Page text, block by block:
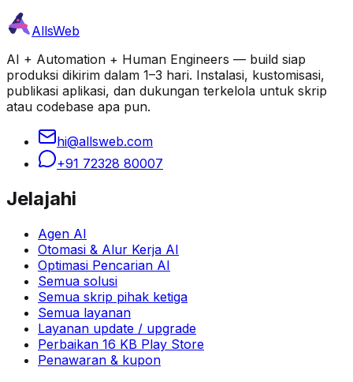
AllsWeb
AI + Automation + Human Engineers — build siap
produksi dikirim dalam 1–3 hari. Instalasi, kustomisasi,
publikasi aplikasi, dan dukungan terkelola untuk skrip
atau codebase apa pun.
hi@allsweb.com
+91 72328 80007
Jelajahi
Agen AI
Otomasi & Alur Kerja AI
Optimasi Pencarian AI
Semua solusi
Semua skrip pihak ketiga
Semua layanan
Layanan update / upgrade
Perbaikan 16 KB Play Store
Penawaran & kupon